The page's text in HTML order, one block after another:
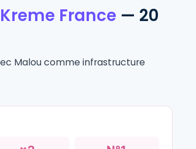
France — 20
Malou comme infrastructure